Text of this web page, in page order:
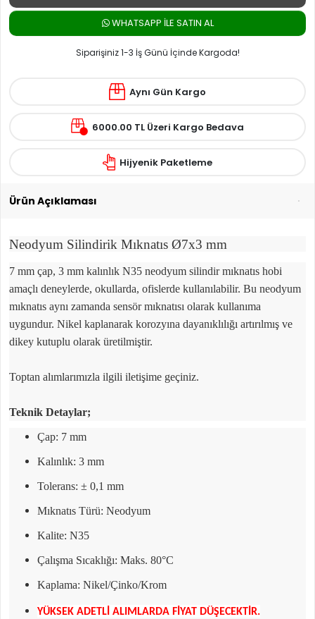
WHATSAPP ILE SATIN AL
Siparişiniz 1-3 İş Günü İçinde Kargoda!
Aynı Gün Kargo
6000.00 TL Üzeri Kargo Bedava
Hijyenik Paketleme
Ürün Açıklaması
Neodyum Silindirik Mıknatıs Ø7x3 mm
7 mm çap, 3 mm kalınlık N35 neodyum silindir mıknatıs hobi
amaçlı deneylerde, okullarda, ofislerde kullanılabilir. Bu neodyum
mıknatıs aynı zamanda sensör mıknatısı olarak kullanıma
uygundur. Nikel kaplanarak korozyına dayanıklılığı artırılmış ve
dikey kutuplu olarak üretilmiştir.
Toptan alımlarımızla ilgili iletişime geçiniz.
Teknik Detaylar;
Çap: 7 mm
Kalınlık: 3 mm
Tolerans: ± 0,1 mm
Mıknatıs Türü: Neodyum
Kalite: N35
Çalışma Sıcaklığı: Maks. 80°C
Kaplama: Nikel/Çinko/Krom
YÜKSEK ADETLİ ALIMLARDA FİYAT DÜŞECEKTİR.